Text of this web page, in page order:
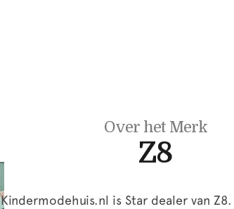
Over het Merk
Z8
Kindermodehuis.nl is Star dealer van